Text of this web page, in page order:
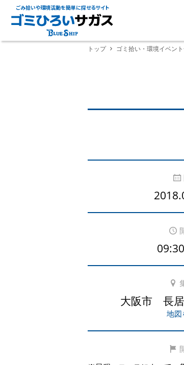
ごみ拾いや環境活動を簡単に探せるサイト
トップ ゴミ拾い・環境イベン
大阪市 長
地